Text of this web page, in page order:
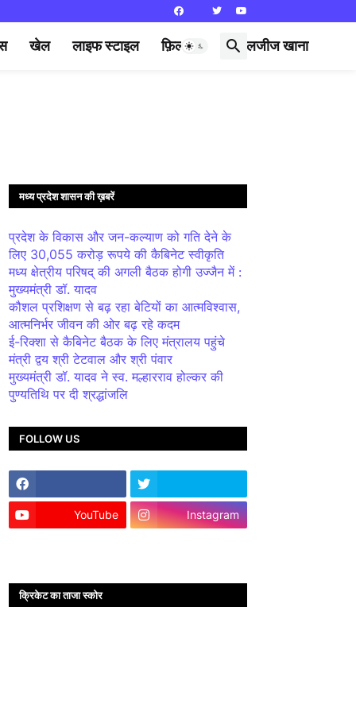
खेल लाइफ स्टाइल फ़िल्मी दुनिया लजीज खाना
मध्य प्रदेश शासन की ख़बरें
प्रदेश के विकास और जन-कल्याण को गति देने के
लिए 30,055 करोड़ रूपये की कैबिनेट स्वीकृति
मध्य क्षेत्रीय परिषद् की अगली बैठक होगी उज्जैन में :
मुख्यमंत्री डॉ. यादव
कौशल प्रशिक्षण से बढ़ रहा बेटियों का आत्मविश्वास,
आत्मनिर्भर जीवन की ओर बढ़ रहे कदम
ई-रिक्शा से कैबिनेट बैठक के लिए मंत्रालय पहुंचे
मंत्री द्वय श्री टेटवाल और श्री पंवार
मुख्यमंत्री डॉ. यादव ने स्व. मल्हारराव होल्कर की
पुण्यतिथि पर दी श्रद्धांजलि
FOLLOW US
YouTube Instagram
क्रिकेट का ताजा स्कोर